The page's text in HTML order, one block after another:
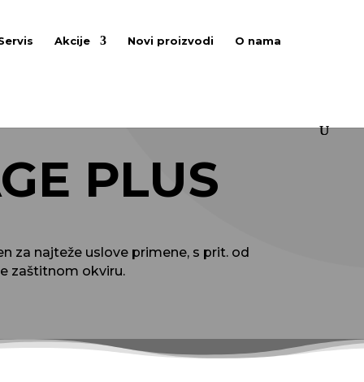
Akcije Novi proizvodi O nama
PLUS
za najteže uslove primene, s prit. od
zaštitnom okviru.